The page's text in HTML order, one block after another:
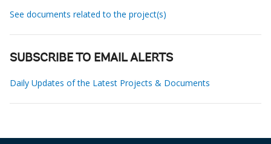
See documents related to the project(s)
SUBSCRIBE TO EMAIL ALERTS
Daily Updates of the Latest Projects & Documents